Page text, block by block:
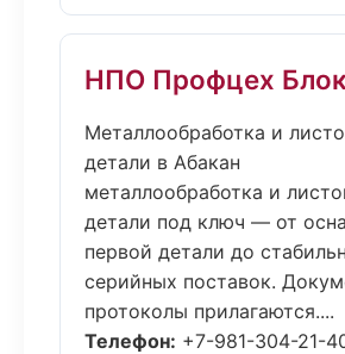
НПО Профцех Блок
Металлообработка и
детали в Абакан
металлообработка и
детали под ключ — от
первой детали до
серийных поставок.
протоколы прилагаются....
Телефон: +7-981-304-21-